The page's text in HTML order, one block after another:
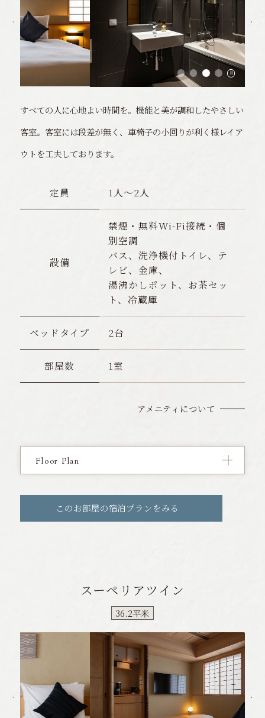
すべての人に心地よい時間を。 機能と美が調和したやさしい
客室。客室には段差が無く、車椅子の小回りが利く様レイア
ウトを工夫しております。
定員 1人〜2人
設備
禁煙・無料Wi-Fi接続・個
別空調
バス、洗浄機付トイレ、テ
レビ、金庫、
湯沸かしポット、お茶セッ
ト、冷蔵庫
ベッドタイプ 2台
部屋数 1室
アメニティについて
Floor Plan
このお部屋の宿泊プランをみる
スーペリアツイン
36.2平米